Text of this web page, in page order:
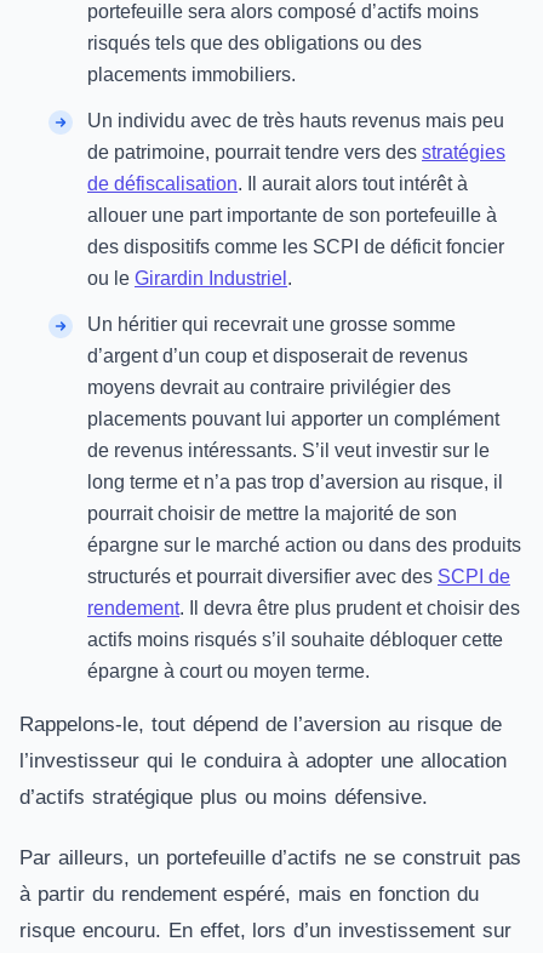
portefeuille sera alors composé d’actifs moins
risqués tels que des obligations ou des
placements immobiliers.
Un individu avec de très hauts revenus mais peu
de patrimoine, pourrait tendre vers des stratégies
de défiscalisation. Il aurait alors tout intérêt à
allouer une part importante de son portefeuille à
des dispositifs comme les SCPI de déficit foncier
ou le Girardin Industriel .
Un héritier qui recevrait une grosse somme
d’argent d’un coup et disposerait de revenus
moyens devrait au contraire privilégier des
placements pouvant lui apporter un complément
de revenus intéressants. S’il veut investir sur le
long terme et n’a pas trop d’aversion au risque, il
pourrait choisir de mettre la majorité de son
épargne sur le marché action ou dans des produits
structurés et pourrait diversifier avec des SCPI de
rendement. Il devra être plus prudent et choisir des
actifs moins risqués s’il souhaite débloquer cette
épargne à court ou moyen terme.
Rappelons-le, tout dépend de l’aversion au risque de
l’investisseur qui le conduira à adopter une allocation
d’actifs stratégique plus ou moins défensive.
Par ailleurs, un portefeuille d’actifs ne se construit pas
à partir du rendement espéré, mais en fonction du
risque encouru. En effet, lors d’un investissement sur